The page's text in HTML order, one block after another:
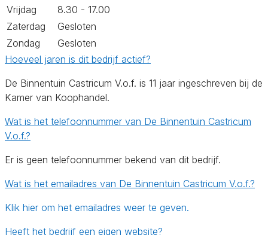
Vrijdag
8.30 - 17.00
Zaterdag
Gesloten
Zondag
Gesloten
Hoeveel jaren is dit bedrijf actief?
De Binnentuin Castricum V.o.f. is 11 jaar ingeschreven bij de
Kamer van Koophandel.
Wat is het telefoonnummer van De Binnentuin Castricum
V.o.f.?
Er is geen telefoonnummer bekend van dit bedrijf.
Wat is het emailadres van De Binnentuin Castricum V.o.f.?
Klik hier om het emailadres weer te geven.
Heeft het bedrijf een eigen website?